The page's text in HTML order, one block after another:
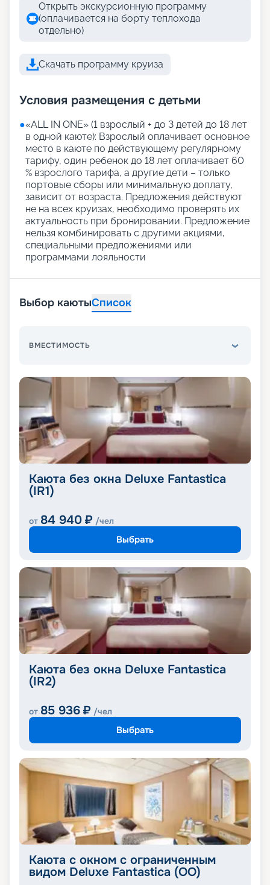
Открыть экскурсионную программу
(оплачивается на борту теплохода
отдельно)
Скачать программу круиза
Условия размещения с детьми
●«АLL IN ONE» (1 взрослый + до 3 детей до 18 лет
в одной каюте): Взрослый оплачивает основное
место в каюте по действующему регулярному
тарифу, один ребенок до 18 лет оплачивает 60
% взрослого тарифа, а другие дети – только
портовые сборы или минимальную доплату,
зависит от возраста. Предложения действуют
не на всех круизах, необходимо проверять их
актуальность при бронировании. Предложение
нельзя комбинировать с другими акциями,
специальными предложениями или
программами лояльности
Выбор каютыСписок
ВМЕСТИМОСТЬ
Каюта без окна Deluxe Fantastica
(IR1)
от 84 940 ₽ /чел
Выбрать
Каюта без окна Deluxe Fantastica
(IR2)
от 85 936 ₽ /чел
Выбрать
Каюта с окном с ограниченным
видом Deluxe Fantastica (OO)